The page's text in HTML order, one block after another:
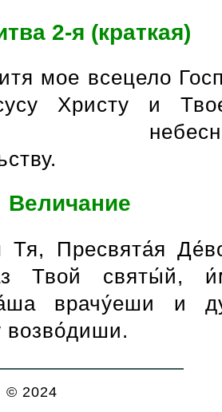
2-я (краткая)
мое всецело
Христу и
Величание
Тя, Пресвята́я
Твой святы́й,
врачу́еши и
возво́диши.
© 2024